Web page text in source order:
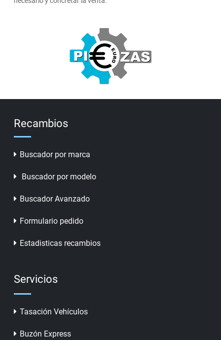
Recambios
Buscador por marca
Buscador por modelo
Buscador Avanzado
Formulario pedido
Estadisticas recambios
Servicios
Tasación Vehículos
Buzón Express